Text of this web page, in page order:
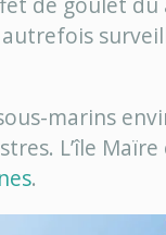
marins
L’île
.